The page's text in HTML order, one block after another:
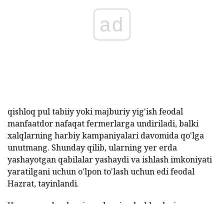
ad
qishloq pul tabiiy yoki majburiy yig'ish feodal
manfaatdor nafaqat fermerlarga undiriladi, balki
xalqlarning harbiy kampaniyalari davomida qo'lga
unutmang. Shunday qilib, ularning yer erda
yashayotgan qabilalar yashaydi va ishlash imkoniyati
yaratilgani uchun o'lpon to'lash uchun edi feodal
Hazrat, tayinlandi.